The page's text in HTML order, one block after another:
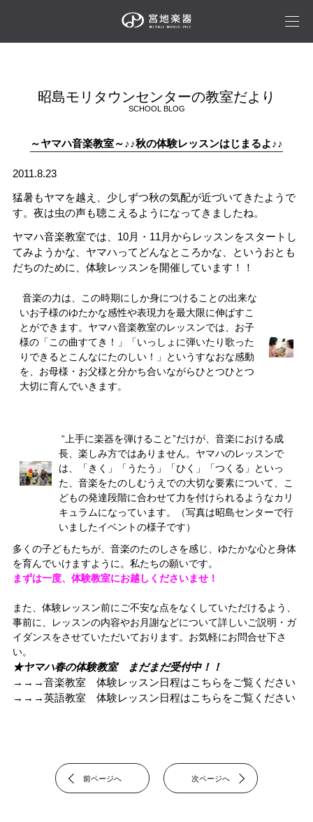
昭島モリタウンセンターの教室だより
SCHOOL BLOG
～ヤマハ音楽教室～♪♪秋の体験レッスンはじまるよ♪♪
2011.8.23
猛暑もヤマを越え、少しずつ秋の気配が近づいてきたようで
す。夜は虫の声も聴こえるようになってきましたね。
ヤマハ音楽教室では、10月・11月からレッスンをスタートし
てみようかな、ヤマハってどんなところかな、というおとも
だちのために、体験レッスンを開催しています！！
音楽の力は、この時期にしか身につけることの出来な
いお子様のゆたかな感性や表現力を最大限に伸ばすこ
とができます。ヤマハ音楽教室のレッスンでは、お子
様の「この曲すてき！」「いっしょに弾いたり歌った
りできるとこんなにたのしい！」というすなおな感動
を、お母様・お父様と分かち合いながらひとつひとつ
大切に育んでいきます。
“上手に楽器を弾けること”だけが、音楽における成
長、楽しみ方ではありません。ヤマハのレッスンで
は、「きく」「うたう」「ひく」「つくる」といっ
た、音楽をたのしむうえでの大切な要素について、こ
どもの発達段階に合わせて力を付けられるようなカリ
キュラムになっています。（写真は昭島センターで行
いましたイベントの様子です）
多くの子どもたちが、音楽のたのしさを感じ、ゆたかな心と身体
を育んでいけますように。私たちの願いです。
まずは一度、体験教室にお越しくださいませ！
また、体験レッスン前にご不安な点をなくしていただけるよう、
事前に、レッスンの内容やお月謝などについて詳しいご説明・ガ
イダンスをさせていただいております。お気軽にお問合せ下さ
い。
★ヤマハ春の体験教室 まだまだ受付中！！
→→→音楽教室 体験レッスン日程はこちらをご覧ください
→→→英語教室 体験レッスン日程はこちらをご覧ください
前ページへ 次ページへ